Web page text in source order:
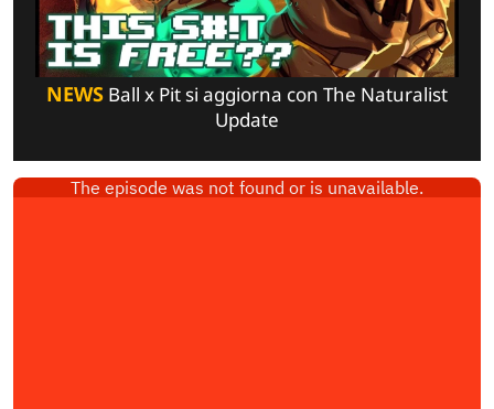
NEWS Ball x Pit si aggiorna con The Naturalist
Update